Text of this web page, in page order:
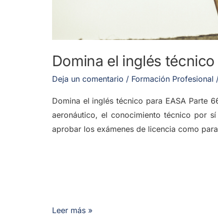
Domina el inglés
Deja un comentario / Formación Profesional
Domina el inglés técnico para EASA Parte
aeronáutico, el conocimiento técnico por
aprobar los exámenes de licencia como
Leer más »